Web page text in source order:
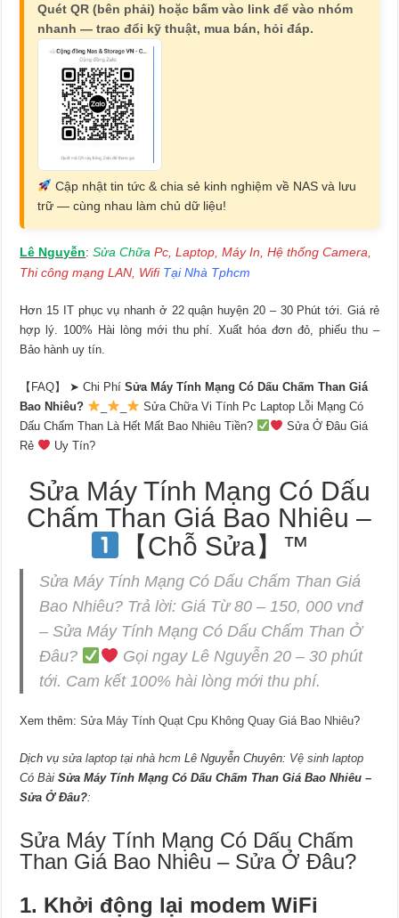
Quét QR (bên phải) hoặc bấm vào link để vào nhóm
nhanh — trao đổi kỹ thuật, mua bán, hỏi đáp.
Cập nhật tin tức & chia sẻ kinh nghiệm về NAS và lưu
trữ — cùng nhau làm chủ dữ liệu!
Lê Nguyễn:Sửa Chữa Pc, Laptop, Máy In, Hệ thống Camera,
Thi công mạng LAN, Wifi Tại Nhà Tphcm
Hơn 15 IT phục vụ nhanh ở 22 quận huyện 20 – 30 Phút tới. Giá rẻ
hợp lý. 100% Hài lòng mới thu phí. Xuất hóa đơn đỏ, phiếu thu –
Bảo hành uy tín.
【FAQ】 ➤ Chi PhíSửa Máy Tính Mạng Có Dấu Chấm Than Giá
Bao Nhiêu?
Sửa Chữa Vi Tính Pc Laptop Lỗi Mạng Có
Dấu Chấm Than Là Hết Mất Bao Nhiêu Tiền?
Sửa Ở Đâu Giá
Rẻ
Uy Tín?
Sửa Máy Tính Mạng Có Dấu
Chấm Than Giá Bao Nhiêu –
【Chỗ Sửa】™
Sửa Máy Tính Mạng Có Dấu Chấm Than Giá
Bao Nhiêu? Trả lời: Giá Từ 80 – 150, 000 vnđ
– Sửa Máy Tính Mạng Có Dấu Chấm Than Ở
Đâu?
Gọi ngay Lê Nguyễn 20 – 30 phút
tới. Cam kết 100% hài lòng mới thu phí.
Xem thêm:Sửa Máy Tính Quạt Cpu Không Quay Giá Bao Nhiêu?
Dịch vụsửa laptop tại nhà hcm Lê Nguyễn Chuyên: Vệ sinh laptop
Có BàiSửa Máy Tính Mạng Có Dấu Chấm Than Giá Bao Nhiêu –
Sửa Ở Đâu?:
Sửa Máy Tính Mạng Có Dấu Chấm
Than Giá Bao Nhiêu – Sửa Ở Đâu?
1. Khởi động lại modem WiFi